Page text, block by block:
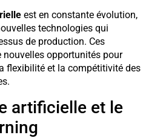
est en constante évolution,
technologies qui
de production. Ces
opportunités pour
flexibilité et la compétitivité des
artificielle et le